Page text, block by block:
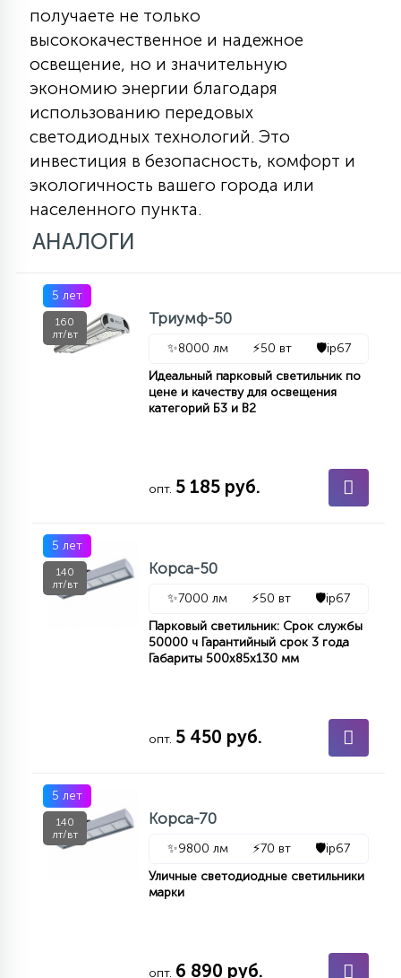
получаете не только
высококачественное и надежное
освещение, но и значительную
экономию энергии благодаря
использованию передовых
светодиодных технологий. Это
инвестиция в безопасность, комфорт и
экологичность вашего города или
населенного пункта.
АНАЛОГИ
5 лет
160
лт/вт
Триумф-50
✨8000 лм ⚡50 вт 🛡️ip67
Идеальный парковый светильник по
цене и качеству для освещения
категорий Б3 и В2
опт. 5 185 руб.
5 лет
140
лт/вт
Корса-50
✨7000 лм ⚡50 вт 🛡️ip67
Парковый светильник: Срок службы
50000 ч Гарантийный срок 3 года
Габариты 500х85х130 мм
опт. 5 450 руб.
5 лет
140
лт/вт
Корса-70
✨9800 лм ⚡70 вт 🛡️ip67
Уличные светодиодные светильники
марки
опт. 6 890 руб.